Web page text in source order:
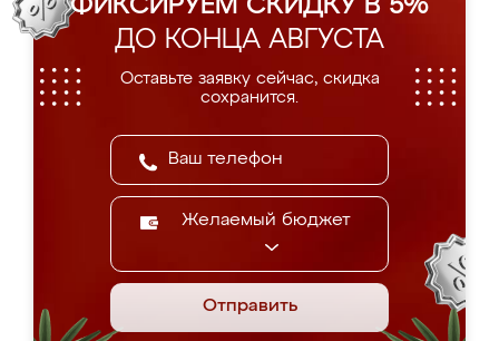
ФИКСИРУЕМ СКИДКУ В 5%
ДО КОНЦА АВГУСТА
Оставьте заявку сейчас, скидка
сохранится.
Желаемый бюджет
Отправить